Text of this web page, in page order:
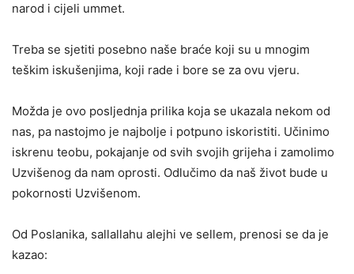
narod i cijeli ummet.
Treba se sjetiti posebno naše braće koji su u mnogim
teškim iskušenjima, koji rade i bore se za ovu vjeru.
Možda je ovo posljednja prilika koja se ukazala nekom od
nas, pa nastojmo je najbolje i potpuno iskoristiti. Učinimo
iskrenu teobu, pokajanje od svih svojih grijeha i zamolimo
Uzvišenog da nam oprosti. Odlučimo da naš život bude u
pokornosti Uzvišenom.
Od Poslanika, sallallahu alejhi ve sellem, prenosi se da je
kazao: